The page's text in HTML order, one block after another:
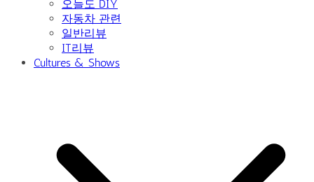
오늘도 DIY
자동차 관련
일반리뷰
IT리뷰
Cultures & Shows